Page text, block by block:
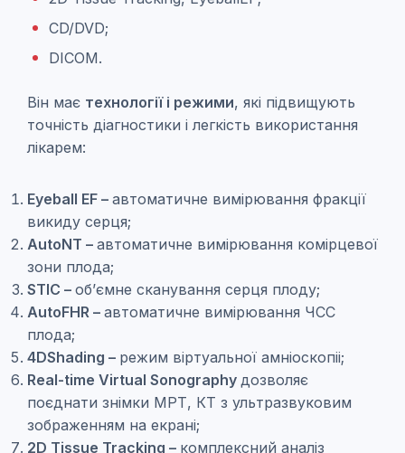
CD/DVD;
DICOM.
Він має технології і режими, які підвищують
точність діагностики і легкість використання
лікарем:
Eyeball EF – автоматичне вимірювання фракції
викиду серця;
AutoNT – автоматичне вимірювання комірцевої
зони плода;
STIC – об’ємне сканування серця плоду;
AutoFHR – автоматичне вимірювання ЧСС
плода;
4DShading – режим віртуальної амніоскопіі;
Real-time Virtual Sonography дозволяє
поєднати знімки МРТ, КТ з ультразвуковим
зображенням на екрані;
2D Tissue Tracking – комплексний аналіз